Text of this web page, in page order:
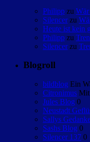
Philipp zu
Silencer zu
Heute ist kein
Philipp zu
Silencer zu
Blogroll
bildblog Ein
Citronimus
Jules Blog 0
Neustadt
Sallys
Sashs Blog 0
Silencer 137 0